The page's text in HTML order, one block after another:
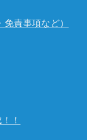
責事項など）
！